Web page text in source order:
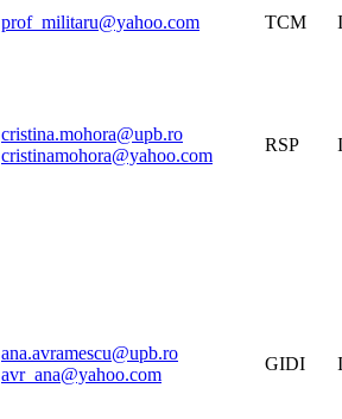
prof_militaru@yahoo.com TCM
cristina.mohora@upb.ro
cristinamohora@yahoo.com
RSP
ana.avramescu@upb.ro
avr_ana@yahoo.com
GIDI